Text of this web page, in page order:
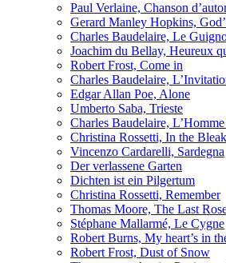
Paul Verlaine, Chanson
Gerard Manley Hopkins,
Charles Baudelaire, Le
Joachim du Bellay, Heureux
Robert Frost, Come in
Charles Baudelaire,
Edgar Allan Poe, Alone
Umberto Saba, Trieste
Charles Baudelaire,
Christina Rossetti, In the
Vincenzo Cardarelli, Sardegna
Der verlassene Garten
Dichten ist ein Pilgertum
Christina Rossetti, Remember
Thomas Moore, The Last
Stéphane Mallarmé, Le Cygne
Robert Burns, My heart’s in
Robert Frost, Dust of Snow